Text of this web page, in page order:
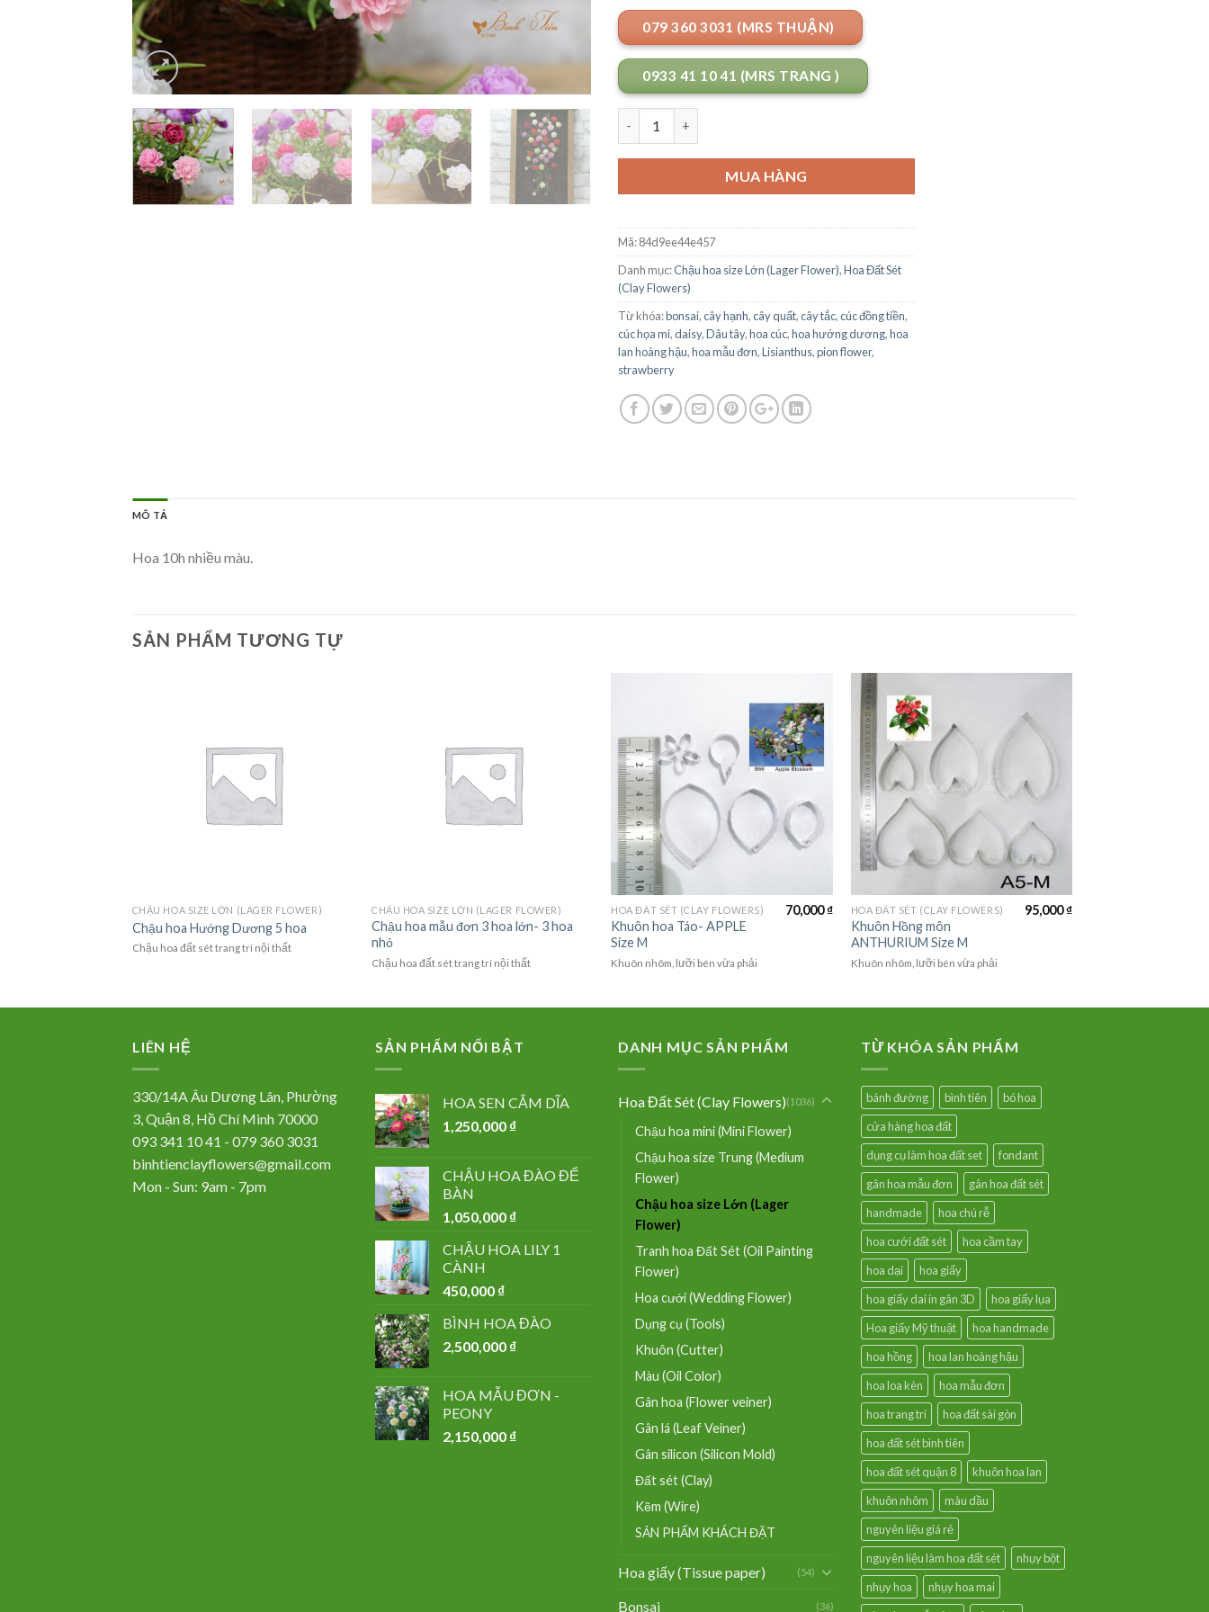
079 360 3031 (MRS THUẬN)
0933 41 10 41 (MRS TRANG )
MUA HÀNG
Mã:84d9ee44e457
Danh mục:Chậu hoa size Lớn (Lager Flower),Hoa Đất Sét
(Clay Flowers)
Từ khóa:bonsai,cây hạnh,cây quất,cây tắc,cúc đồng tiền,
cúc họa mi,daisy,Dâu tây,hoa cúc,hoa hướng dương,hoa
lan hoàng hậu,hoa mẫu đơn,Lisianthus,pion flower,
strawberry
MÔ TẢ
Hoa 10h nhiều màu.
SẢN PHẨM TƯƠNG TỰ
CHẬU HOA SIZE LỚN (LAGER FLOWER)
Chậu hoa Hướng Dương 5 hoa
Chậu hoa đất sét trang trí nội thất
CHẬU HOA SIZE LỚN (LAGER FLOWER)
Chậu hoa mẫu đơn 3 hoa lớn- 3 hoa
nhỏ
Chậu hoa đất sét trang trí nội thất
HOA ĐẤT SÉT (CLAY FLOWERS)
Khuôn hoa Táo- APPLE
Size M
70,000₫
Khuôn nhôm, lưỡi bén vừa phải
HOA ĐẤT SÉT (CLAY FLOWERS)
Khuôn Hồng môn
ANTHURIUM Size M
95,000₫
Khuôn nhôm, lưỡi bén vừa phải
LIÊN HỆ
330/14A Âu Dương Lân, Phường
3, Quận 8, Hồ Chí Minh 70000
093 341 10 41 - 079 360 3031
binhtienclayflowers@gmail.com
Mon - Sun: 9am - 7pm
SẢN PHẨM NỔI BẬT
HOA SEN CẮM DĨA
1,250,000 ₫
CHẬU HOA ĐÀO ĐỂ
BÀN
1,050,000 ₫
CHẬU HOA LILY 1
CÀNH
450,000 ₫
BÌNH HOA ĐÀO
2,500,000 ₫
HOA MẪU ĐƠN -
PEONY
2,150,000 ₫
DANH MỤC SẢN PHẨM
Hoa Đất Sét (Clay Flowers)(1036)
Chậu hoa mini (Mini Flower)
Chậu hoa size Trung (Medium
Flower)
Chậu hoa size Lớn (Lager
Flower)
Tranh hoa Đất Sét (Oil Painting
Flower)
Hoa cưới (Wedding Flower)
Dụng cụ (Tools)
Khuôn (Cutter)
Màu (Oil Color)
Gân hoa (Flower veiner)
Gân lá (Leaf Veiner)
Gân silicon (Silicon Mold)
Đất sét (Clay)
Kẽm (Wire)
SẢN PHẨM KHÁCH ĐẶT
Hoa giấy (Tissue paper) (54)
Bonsai (36)
TỪ KHÓA SẢN PHẨM
bánh đường bình tiên
bó hoa
cửa hàng hoa đất
dụng cụ làm hoa đất set
fondant
gân hoa mẫu đơn
gân hoa đất sét
handmade
hoa chú rễ
hoa cưới đất sét
hoa cầm tay
hoa dại
hoa giấy
hoa giấy dai in gân 3D
hoa giấy lụa
Hoa giấy Mỹ thuật
hoa handmade
hoa hồng
hoa lan hoàng hậu
hoa loa kèn
hoa mẫu đơn
hoa trang trí
hoa đất sài gòn
hoa đất sét bình tiên
hoa đất sét quận 8
khuôn hoa lan
khuôn nhôm
màu dầu
nguyên liệu giá rẻ
nguyên liệu làm hoa đất sét
nhụy bột
nhụy hoa
nhụy hoa mai